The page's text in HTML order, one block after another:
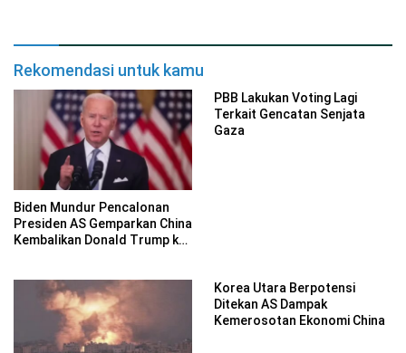
Rekomendasi untuk kamu
Biden Mundur Pencalonan
Presiden AS Gemparkan China
Kembalikan Donald Trump ke
PBB Lakukan Voting Lagi
Terkait Gencatan Senjata
Gaza
Korea Utara Berpotensi
Ditekan AS Dampak
Kemerosotan Ekonomi China